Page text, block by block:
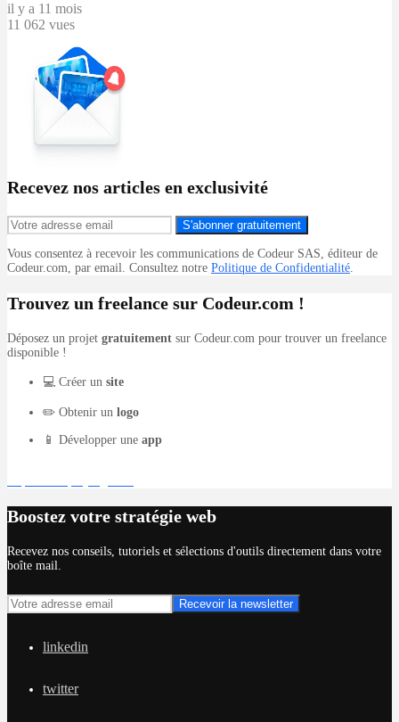
il y a 11 mois
11 062 vues
Recevez nos articles en exclusivité
S'abonner gratuitement
Vous consentez à recevoir les communications de Codeur SAS, éditeur de
Codeur.com, par email. Consultez notre Politique de Confidentialité.
Trouvez un freelance sur Codeur.com !
Déposez un projet gratuitement sur Codeur.com pour trouver un freelance
disponible !
💻 Créer un site
✏️ Obtenir un logo
📱 Développer une app
Boostez votre stratégie web
Recevez nos conseils, tutoriels et sélections d'outils directement dans votre
boîte mail.
linkedin
twitter